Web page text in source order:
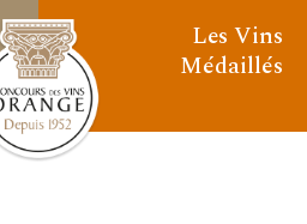
Les Vins
Médaillés